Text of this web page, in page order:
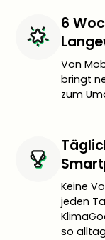
6
Von
bringt
zum
Keine
jeden
so